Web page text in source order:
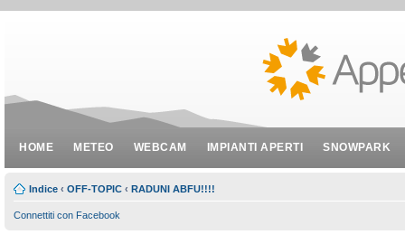
HOME METEO WEBCAM IMPIANTI APERTI SNOWPARK
Indice ‹ OFF-TOPIC ‹ RADUNI ABFU!!!!
Connettiti con Facebook